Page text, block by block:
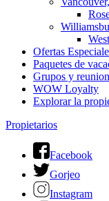
Ofertas
Paquetes de
Grupos y
WOW Loyalty
Explorar la
Propietarios
Facebook
Gorjeo
Instagram